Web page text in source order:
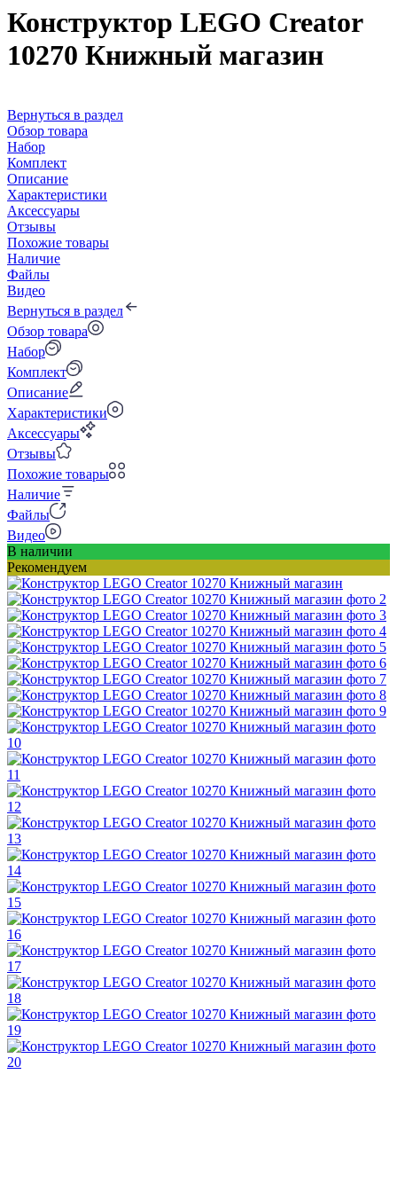
Конструктор LEGO Creator
10270 Книжный магазин
Вернуться в раздел
Обзор товара
Набор
Комплект
Описание
Характеристики
Аксессуары
Отзывы
Похожие товары
Наличие
Файлы
Видео
Вернуться в раздел
Обзор товара
Набор
Комплект
Описание
Характеристики
Аксессуары
Отзывы
Похожие товары
Наличие
Файлы
Видео
В наличии
Рекомендуем